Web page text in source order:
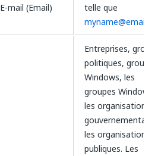
E-mail (Email)
telle que
Entreprises,
politiques, groupes
Windows, les
groupes Windows,
les organisations
les organisations
publiques. Les